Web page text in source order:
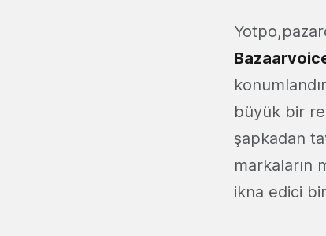
büyük bir
şapkadan
markaların
ikna edici